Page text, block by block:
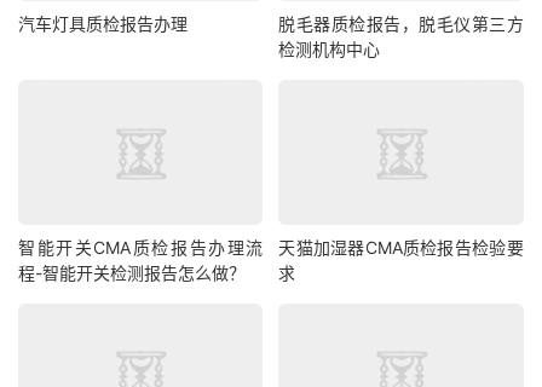
汽车灯具质检报告办理
脱毛器质检报告，脱毛仪第三方
检测机构中心
智能开关CMA质检报告办理流
程-智能开关检测报告怎么做？
天猫加湿器CMA质检报告检验要
求